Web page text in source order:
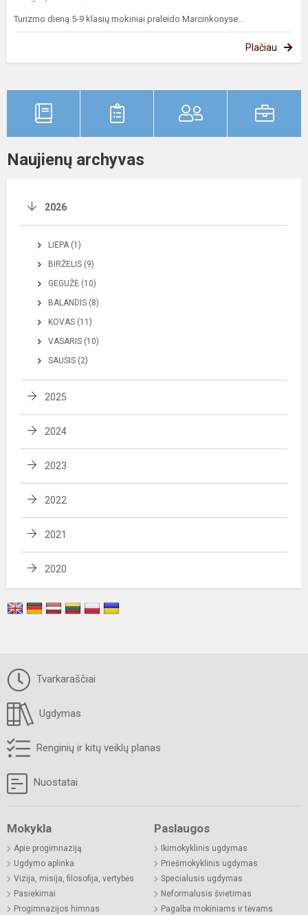
Turizmo dieną 5-9 klasių mokiniai praleido Marcinkonyse...
Plačiau
Naujienų archyvas
2026
LIEPA (1)
BIRŽELIS (9)
GEGUŽĖ (10)
BALANDIS (8)
KOVAS (11)
VASARIS (10)
SAUSIS (2)
2025
2024
2023
2022
2021
2020
Tvarkaraščiai
Ugdymas
Renginių ir kitų veiklų planas
Nuostatai
Mokykla
Apie progimnaziją
Ugdymo aplinka
Vizija, misija, filosofija, vertybės
Pasiekimai
Progimnazijos himnas
Paslaugos
Ikimokyklinis ugdymas
Priešmokyklinis ugdymas
Specialusis ugdymas
Neformalusis švietimas
Pagalba mokiniams ir tėvams